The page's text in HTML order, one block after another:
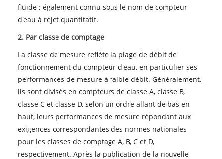
fluide ; également connu sous le nom de compteur
d'eau à rejet quantitatif.
2. Par classe de comptage
La classe de mesure reflète la plage de débit de
fonctionnement du compteur d'eau, en particulier ses
performances de mesure à faible débit. Généralement,
ils sont divisés en compteurs de classe A, classe B,
classe C et classe D, selon un ordre allant de bas en
haut, leurs performances de mesure répondant aux
exigences correspondantes des normes nationales
pour les classes de comptage A, B, C et D,
respectivement. Après la publication de la nouvelle